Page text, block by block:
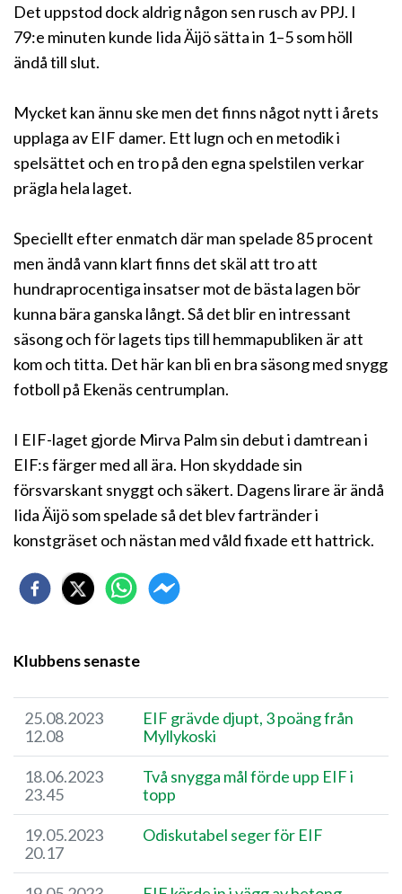
Det uppstod dock aldrig någon sen rusch av PPJ. I
79:e minuten kunde Iida Äijö sätta in 1–5 som höll
ändå till slut.
Mycket kan ännu ske men det finns något nytt i årets
upplaga av EIF damer. Ett lugn och en metodik i
spelsättet och en tro på den egna spelstilen verkar
prägla hela laget.
Speciellt efter enmatch där man spelade 85 procent
men ändå vann klart finns det skäl att tro att
hundraprocentiga insatser mot de bästa lagen bör
kunna bära ganska långt. Så det blir en intressant
säsong och för lagets tips till hemmapubliken är att
kom och titta. Det här kan bli en bra säsong med snygg
fotboll på Ekenäs centrumplan.
I EIF-laget gjorde Mirva Palm sin debut i damtrean i
EIF:s färger med all ära. Hon skyddade sin
försvarskant snyggt och säkert. Dagens lirare är ändå
Iida Äijö som spelade så det blev fartränder i
konstgräset och nästan med våld fixade ett hattrick.
Klubbens senaste
25.08.2023
12.08
​EIF grävde djupt, 3 poäng från
Myllykoski
18.06.2023
23.45
Två snygga mål förde upp EIF i
topp
19.05.2023
20.17
Odiskutabel seger för EIF